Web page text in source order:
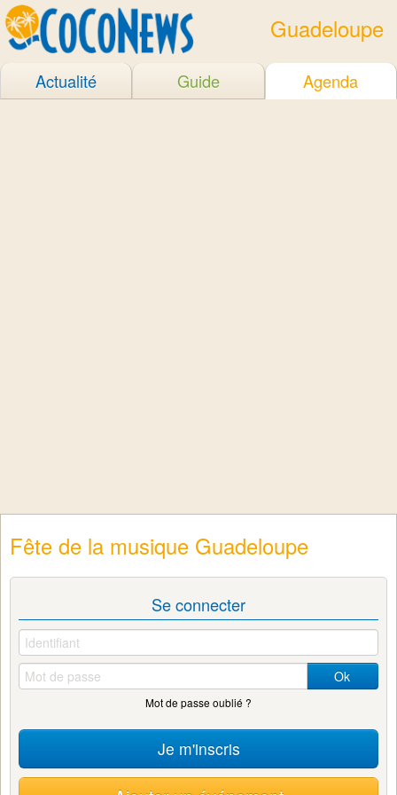
Guadeloupe
Actualité Guide Agenda
Fête de la musique Guadeloupe
Se connecter
Ok
Mot de passe oublié ?
Je m'inscris